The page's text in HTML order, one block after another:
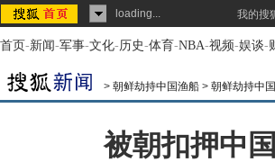
loading... 我的搜
首页-新闻-军事-文化-历史-体育-NBA-视频-娱谈-
> 朝鲜劫持中国渔船 > 朝鲜劫持中
被朝扣押中